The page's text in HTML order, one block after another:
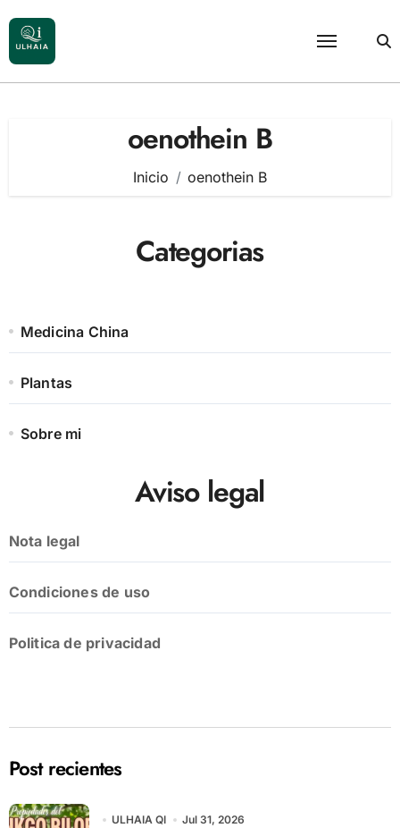
al
contenido
oenothein B
Inicio oenothein B
Categorias
Medicina China
Plantas
Sobre mi
Aviso legal
Nota legal
Condiciones de uso
Politica de privacidad
Post recientes
ULHAIA QI Jul 31, 2026